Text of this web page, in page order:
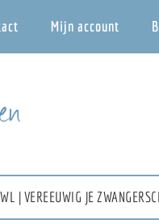
Mijn account
| VEREEUWIG JE